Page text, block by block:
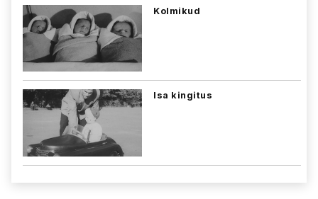
Kolmikud
Isa kingitus